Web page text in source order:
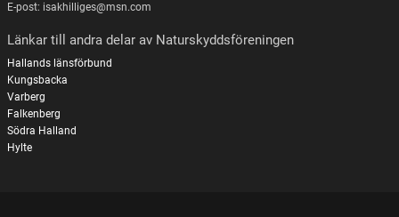
E-post: isakhilliges@msn.com
Länkar till andra delar av Naturskyddsföreningen
Hallands länsförbund
Kungsbacka
Varberg
Falkenberg
Södra Halland
Hylte